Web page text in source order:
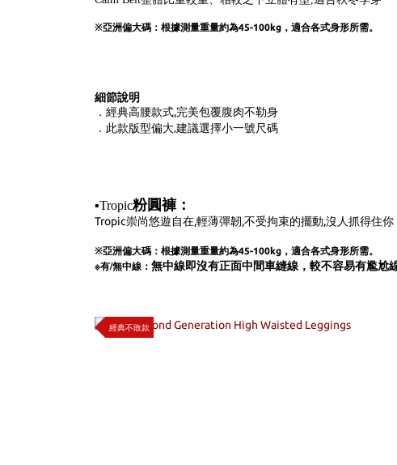
※亞洲偏大碼：根據測量重量約為45-100kg ，適合各式身形所需。
細節說明
．經典高腰款式,完美包覆腹肉不勒身
． 此款版型偏大,建議選擇小一號尺碼
▪️Tropic粉圓褲：
Tropic崇尚悠遊自在,輕薄彈韌,不受拘束的擺動,沒人抓得住你
※亞洲偏大碼：根據測量重量約為45-100kg ，適合各式身形所需。
※有/無中線： 無中線即沒有正面中間車縫線，較不容易有尷尬線
經典不敗款